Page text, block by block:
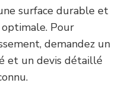
surface durable et
Pour
demandez un
et un devis détaillé